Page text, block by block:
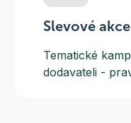
Slevové akce
Tematické
dodavateli -